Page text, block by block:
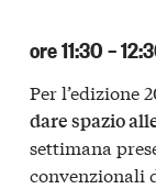
ore 11:30 –
Per l’edizione
dare spazio
settimana
convenzionali